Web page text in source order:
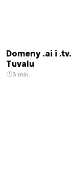
Domeny .ai i
Tuvalu
3 min.